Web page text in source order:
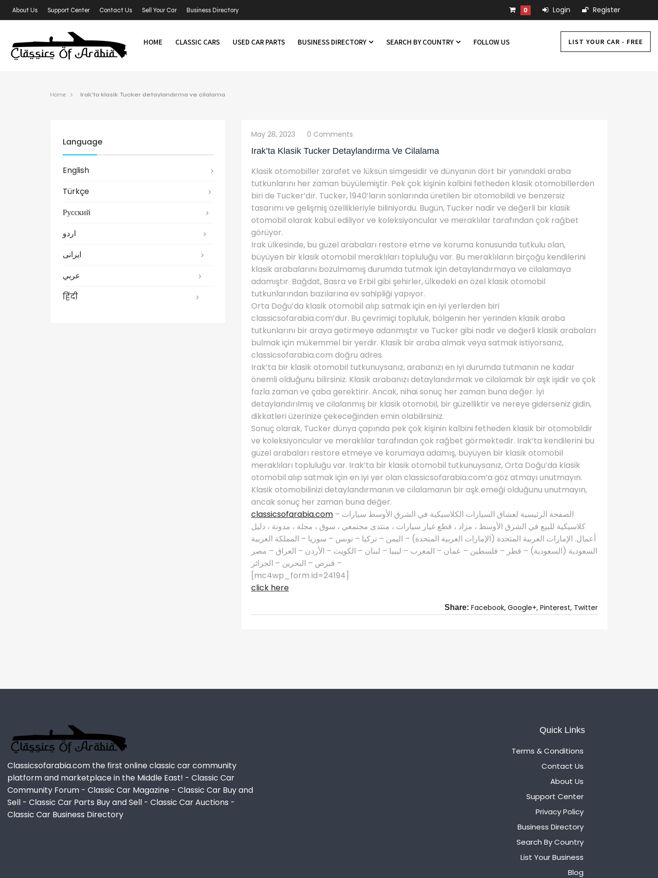
About Us Support Center Contact Us Sell Your Car Business Directory 0 Login Register
HOME CLASSIC CARS USED CAR PARTS BUSINESS DIRECTORY SEARCH BY COUNTRY FOLLOW US LIST YOUR CAR - FREE
Home Irak’ta klasik Tucker detaylandırma ve cilalama
Language
English
Türkçe
Русский
اردو
ایرانی
عربي
हिंदी
May 28, 2023
0 Comments
Irak’ta Klasik Tucker Detaylandırma Ve Cilalama
Klasik otomobiller zarafet ve lüksün simgesidir ve dünyanın dört bir yanındaki araba
tutkunlarını her zaman büyülemiştir. Pek çok kişinin kalbini fetheden klasik otomobillerden
biri de Tucker’dır. Tucker, 1940’ların sonlarında üretilen bir otomobildi ve benzersiz
tasarımı ve gelişmiş özellikleriyle biliniyordu. Bugün, Tucker nadir ve değerli bir klasik
otomobil olarak kabul ediliyor ve koleksiyoncular ve meraklılar tarafından çok rağbet
görüyor.
Irak ülkesinde, bu güzel arabaları restore etme ve koruma konusunda tutkulu olan,
büyüyen bir klasik otomobil meraklıları topluluğu var. Bu meraklıların birçoğu kendilerini
klasik arabalarını bozulmamış durumda tutmak için detaylandırmaya ve cilalamaya
adamıştır. Bağdat, Basra ve Erbil gibi şehirler, ülkedeki en özel klasik otomobil
tutkunlarından bazılarına ev sahipliği yapıyor.
Orta Doğu’da klasik otomobil alıp satmak için en iyi yerlerden biri
classicsofarabia.com’dur. Bu çevrimiçi topluluk, bölgenin her yerinden klasik araba
tutkunlarını bir araya getirmeye adanmıştır ve Tucker gibi nadir ve değerli klasik arabaları
bulmak için mükemmel bir yerdir. Klasik bir araba almak veya satmak istiyorsanız,
classicsofarabia.com doğru adres.
Irak’ta bir klasik otomobil tutkunuysanız, arabanızı en iyi durumda tutmanın ne kadar
önemli olduğunu bilirsiniz. Klasik arabanızı detaylandırmak ve cilalamak bir aşk işidir ve çok
fazla zaman ve çaba gerektirir. Ancak, nihai sonuç her zaman buna değer. İyi
detaylandırılmış ve cilalanmış bir klasik otomobil, bir güzelliktir ve nereye giderseniz gidin,
dikkatleri üzerinize çekeceğinden emin olabilirsiniz.
Sonuç olarak, Tucker dünya çapında pek çok kişinin kalbini fetheden klasik bir otomobildir
ve koleksiyoncular ve meraklılar tarafından çok rağbet görmektedir. Irak’ta kendilerini bu
güzel arabaları restore etmeye ve korumaya adamış, büyüyen bir klasik otomobil
meraklıları topluluğu var. Irak’ta bir klasik otomobil tutkunuysanız, Orta Doğu’da klasik
otomobil alıp satmak için en iyi yer olan classicsofarabia.com’a göz atmayı unutmayın.
Klasik otomobilinizi detaylandırmanın ve cilalamanın bir aşk emeği olduğunu unutmayın,
ancak sonuç her zaman buna değer.
classicsofarabia.com – الصفحة الرئيسية لعشاق السيارات الكلاسيكية في الشرق الأوسط سيارات
كلاسيكية للبيع في الشرق الأوسط ، مزاد ، قطع غيار سيارات ، منتدى مجتمعي ، سوق ، مجلة ، مدونة ، دليل
أعمال. الإمارات العربية المتحدة (الإمارات العربية المتحدة) – اليمن – تركيا – تونس – سوريا – المملكة العربية
السعودية (السعودية) – قطر – فلسطين – عمان – المغرب – ليبيا – لبنان – الكويت – الأردن – العراق – مصر
– قبرص – البحرين – الجزائر
[mc4wp_form id=24194]
click here
Share: Facebook, Google+, Pinterest, Twitter
Classicsofarabia.com the first online classic car community
platform and marketplace in the Middle East! - Classic Car
Community Forum - Classic Car Magazine - Classic Car Buy and
Sell - Classic Car Parts Buy and Sell - Classic Car Auctions -
Classic Car Business Directory
Quick Links
Terms & Conditions
Contact Us
About Us
Support Center
Privacy Policy
Business Directory
Search By Country
List Your Business
Blog